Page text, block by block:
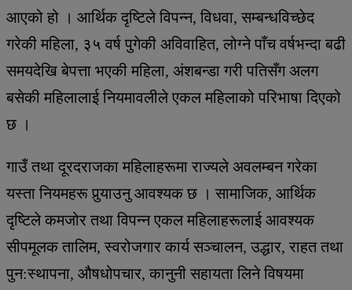
आएको हो । आर्थिक दृष्टिले विपन्न, विधवा, सम्बन्धविच्छेद
गरेकी महिला, ३५ वर्ष पुगेकी अविवाहित, लोग्ने पाँच वर्षभन्दा बढी
समयदेखि बेपत्ता भएकी महिला, अंशबन्डा गरी पतिसँग अलग
बसेकी महिलालाई नियमावलीले एकल महिलाको परिभाषा दिएको
छ ।
गाउँ तथा दूरदराजका महिलाहरूमा राज्यले अवलम्बन गरेका
यस्ता नियमहरू पुर्‍याउनु आवश्यक छ । सामाजिक, आर्थिक
दृष्टिले कमजोर तथा विपन्न एकल महिलाहरूलाई आवश्यक
सीपमूलक तालिम, स्वरोजगार कार्य सञ्चालन, उद्धार, राहत तथा
पुन:स्थापना, औषधोपचार, कानुनी सहायता लिने विषयमा